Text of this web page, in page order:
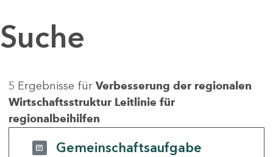
Suche
5 Ergebnisse für Verbesserung der regionalen
Wirtschaftsstruktur Leitlinie für
regionalbeihilfen
Gemeinschaftsaufgabe